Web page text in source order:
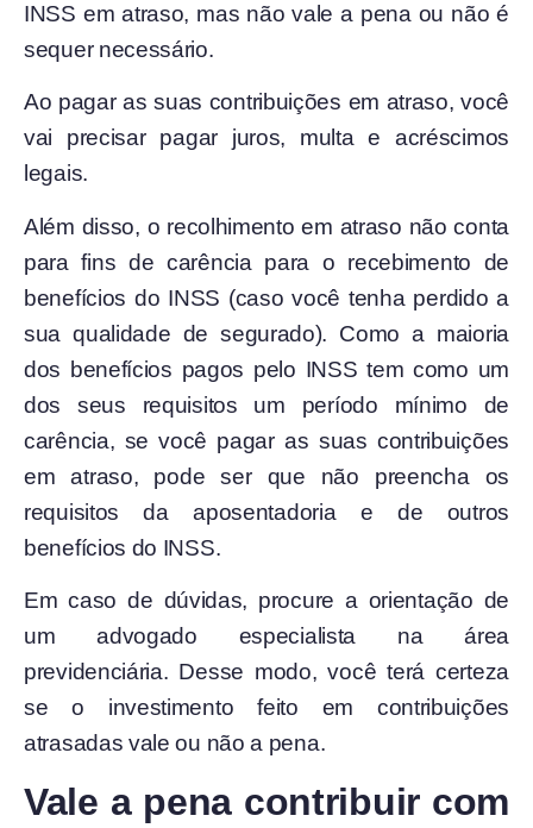
INSS em atraso, mas não vale a pena ou não é
sequer necessário.
Ao pagar as suas contribuições em atraso, você
vai precisar pagar juros, multa e acréscimos
legais.
Além disso, o recolhimento em atraso não conta
para fins de carência para o recebimento de
benefícios do INSS (caso você tenha perdido a
sua qualidade de segurado). Como a maioria
dos benefícios pagos pelo INSS tem como um
dos seus requisitos um período mínimo de
carência, se você pagar as suas contribuições
em atraso, pode ser que não preencha os
requisitos da aposentadoria e de outros
benefícios do INSS.
Em caso de dúvidas, procure a orientação de
um advogado especialista na área
previdenciária. Desse modo, você terá certeza
se o investimento feito em contribuições
atrasadas vale ou não a pena.
Vale a pena contribuir com